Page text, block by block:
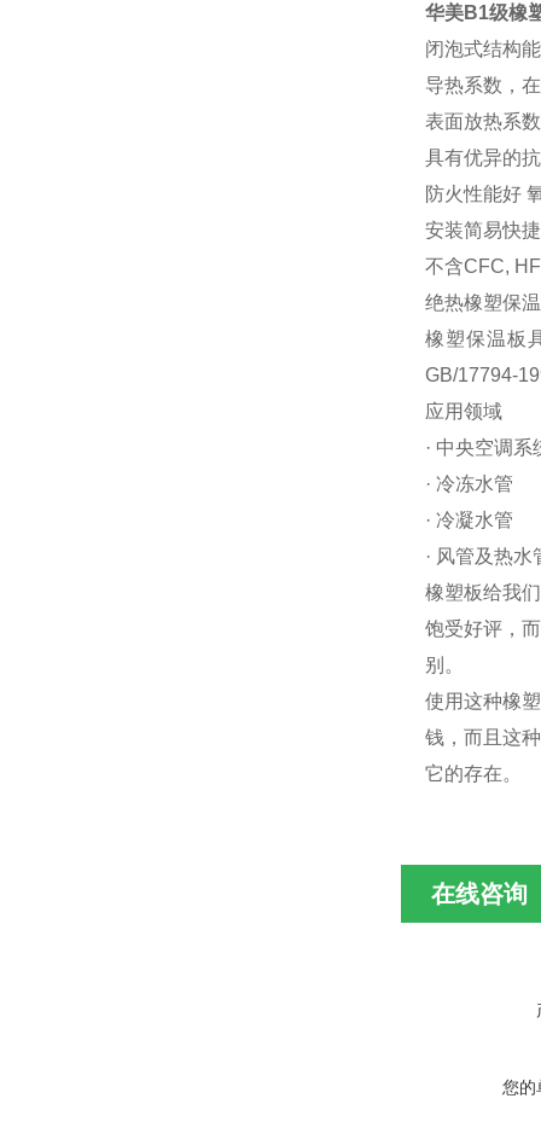
华美B1级橡
闭泡式结构
导热系数，
表面放热系
具有优异的
防火性能好
安装简易快捷
不含CFC,
绝热橡塑保
橡塑保温板
GB/17794-
应用领域
· 中央空调
· 冷冻水管
· 冷凝水管
· 风管及热水
橡塑板给我
饱受好评，
别。
使用这种橡
钱，而且这
它的存在。
在线咨询
您的